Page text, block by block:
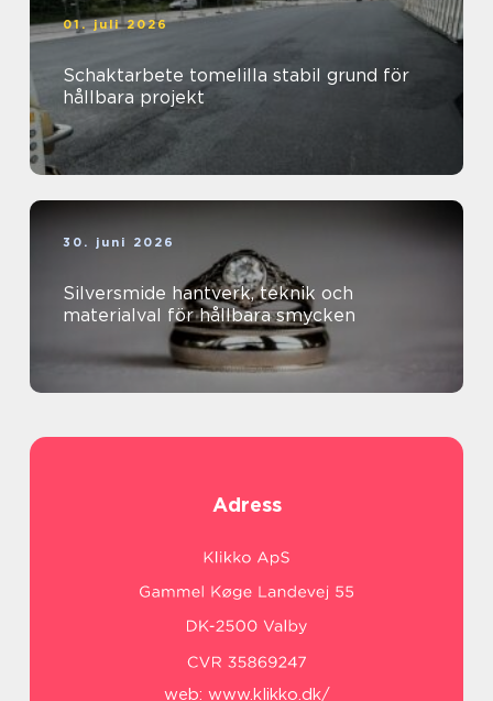
01. juli 2026
Schaktarbete tomelilla stabil grund för
hållbara projekt
30. juni 2026
Silversmide hantverk, teknik och
materialval för hållbara smycken
Adress
web: www.klikko.dk/